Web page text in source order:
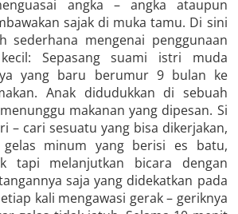
angka – angka ataupun
sajak di muka tamu. Di sini
sederhana mengenai penggunaan
Sepasang suami istri muda
yang baru berumur 9 bulan ke
Anak didudukkan di sebuah
makanan yang dipesan. Si
– cari sesuatu yang bisa dikerjakan,
gelas minum yang berisi es batu,
tapi melanjutkan bicara dengan
saja yang didekatkan pada
kali mengawasi gerak – geriknya